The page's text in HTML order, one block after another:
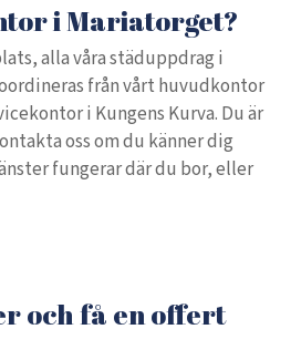
i Mariatorget?
alla våra städuppdrag i
från vårt huvudkontor
i Kungens Kurva. Du är
oss om du känner dig
fungerar där du bor, eller
och få en offert